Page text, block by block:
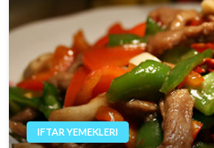
IFTAR YEMEKLERI